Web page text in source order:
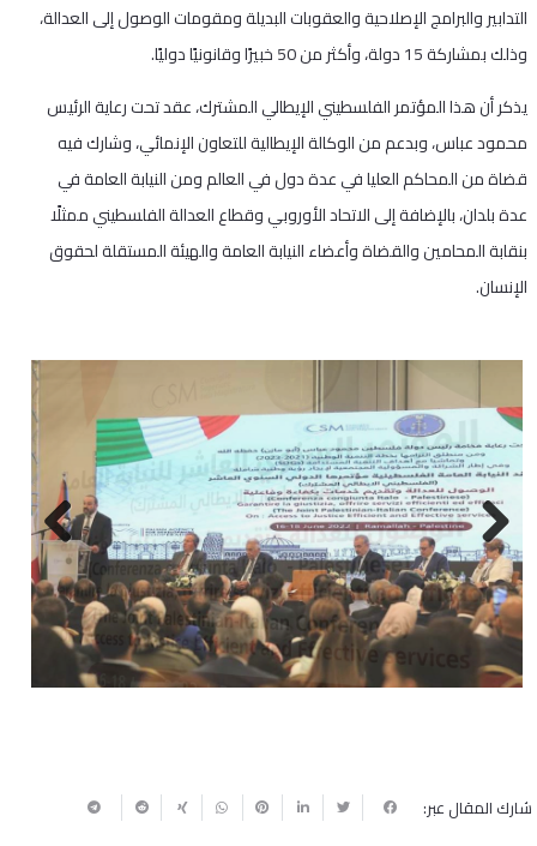
التدابير والبرامج الإصلاحية والعقوبات البديلة ومقومات الوصول إلى العدالة،
وذلك بمشاركة 15 دولة، وأكثر من 50 خبيرًا وقانونيًا دوليًا.
يذكر أن هذا المؤتمر الفلسطيني الإيطالي المشترك، عقد تحت رعاية الرئيس
محمود عباس، وبدعم من الوكالة الإيطالية للتعاون الإنمائي، وشارك فيه
قضاة من المحاكم العليا في عدة دول في العالم ومن النيابة العامة في
عدة بلدان، بالإضافة إلى الاتحاد الأوروبي وقطاع العدالة الفلسطيني ممثلًا
بنقابة المحامين والقضاة وأعضاء النيابة العامة والهيئة المستقلة لحقوق
الإنسان.
Previous
Next
شارك المقال عبر: